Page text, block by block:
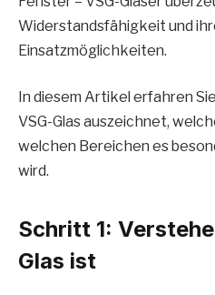
Widerstandsfähigkeit und
Einsatzmöglichkeiten.
In diesem Artikel erfahren
VSG-Glas auszeichnet,
welchen Bereichen es
wird.
Schritt 1:
Glas ist